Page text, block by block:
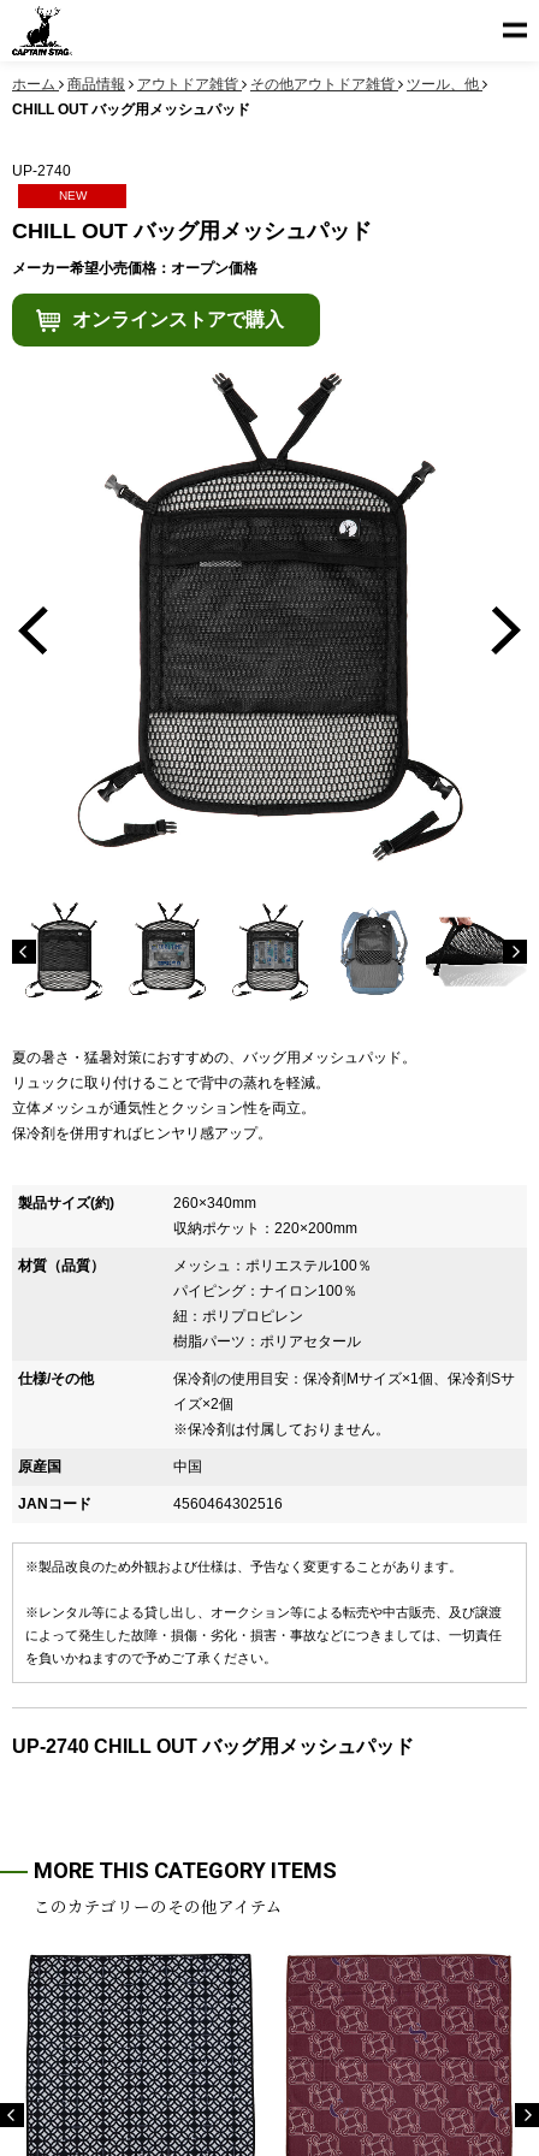
ホーム 商品情報 アウトドア雑貨 その他アウトドア雑貨
ツール、他
CHILL OUT バッグ用メッシュパッド
UP-2740
NEW
CHILL OUT バッグ用メッシュパッド
メーカー希望小売価格：オープン価格
オンラインストアで購入
夏の暑さ・猛暑対策におすすめの、バッグ用メッシュパッド。
リュックに取り付けることで背中の蒸れを軽減。
立体メッシュが通気性とクッション性を両立。
保冷剤を併用すればヒンヤリ感アップ。
製品サイズ(約)
260×340mm
収納ポケット：220×200mm
材質（品質）
メッシュ：ポリエステル100％
パイピング：ナイロン100％
紐：ポリプロピレン
樹脂パーツ：ポリアセタール
仕様/その他
保冷剤の使用目安：保冷剤Mサイズ×1個、保冷剤Sサ
イズ×2個
※保冷剤は付属しておりません。
原産国 中国
JANコード 4560464302516
※製品改良のため外観および仕様は、予告なく変更することがあります。
※レンタル等による貸し出し、オークション等による転売や中古販売、及び譲渡
によって発生した故障・損傷・劣化・損害・事故などにつきましては、一切責任
を負いかねますので予めご了承ください。
UP-2740 CHILL OUT バッグ用メッシュパッド
MORE THIS CATEGORY ITEMS
このカテゴリーのその他アイテム